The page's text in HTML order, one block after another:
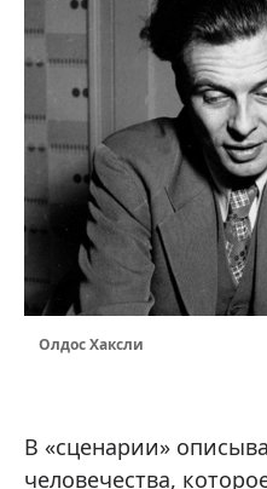
Олдос Хаксли
В «сценарии»
человечества,